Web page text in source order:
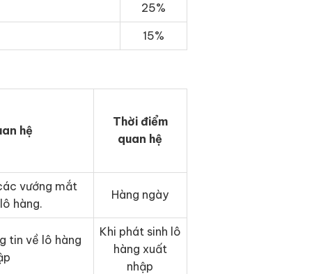
25%
15%
hệ
Thời điểm
quan hệ
vướng mắt
hàng.
Hàng ngày
tin về lô hàng
Khi phát sinh lô
hàng xuất
nhập